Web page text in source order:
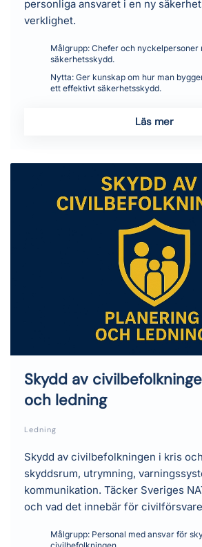
personliga ansvaret i en ny
verklighet.
Målgrupp:Chefer och nyckelpersoner
säkerhetsskydd.
Nytta:Ger kunskap om hur man
ett effektivt säkerhetsskydd.
Läs mer
Skydd av
och ledning
Ledning
Skydd av civilbefolkningen i kris
skyddsrum, utrymning,
kommunikation. Täcker Sveriges
och vad det innebär för
Målgrupp:Personal med ansvar för